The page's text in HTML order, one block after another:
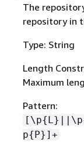
The
repository in
Type: String
Length
Maximum
Pattern:
[\p{L}||\p
p{P}]+